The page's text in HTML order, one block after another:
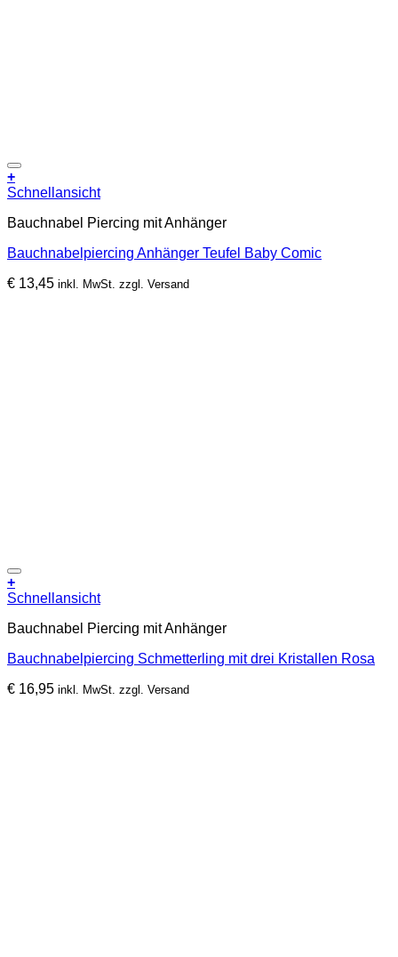
+
Schnellansicht
Bauchnabel Piercing mit Anhänger
Bauchnabelpiercing Anhänger Teufel Baby Comic
€ 13,45 inkl. MwSt. zzgl. Versand
+
Schnellansicht
Bauchnabel Piercing mit Anhänger
Bauchnabelpiercing Schmetterling mit drei Kristallen Rosa
€ 16,95 inkl. MwSt. zzgl. Versand